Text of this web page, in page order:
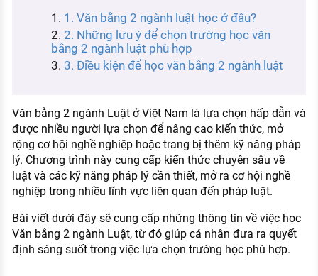
Tử vi nghề nghiệp
Kỹ năng nghề nghiệp
Đặc trưng từng nghề
Xu hướng việc làm
XÂY DỰNG VÀ PHÁT TRIỂN ĐỘI NGŨ
NHÂN SỰ
1. Văn bằng 2 ngành luật học ở đâu?
2. Những lưu ý để chọn trường học văn
bằng 2 ngành luật phù hợp
3. Điều kiện để học văn bằng 2 ngành luật
Văn bằng 2 ngành Luật ở Việt Nam là lựa chọn hấp dẫn và
được nhiều người lựa chọn để nâng cao kiến thức, mở
rộng cơ hội nghề nghiệp hoặc trang bị thêm kỹ năng pháp
lý. Chương trình này cung cấp kiến thức chuyên sâu về
luật và các kỹ năng pháp lý cần thiết, mở ra cơ hội nghề
nghiệp trong nhiều lĩnh vực liên quan đến pháp luật.
Bài viết dưới đây sẽ cung cấp những thông tin về việc học
Văn bằng 2 ngành Luật, từ đó giúp cá nhân đưa ra quyết
định sáng suốt trong việc lựa chọn trường học phù hợp.